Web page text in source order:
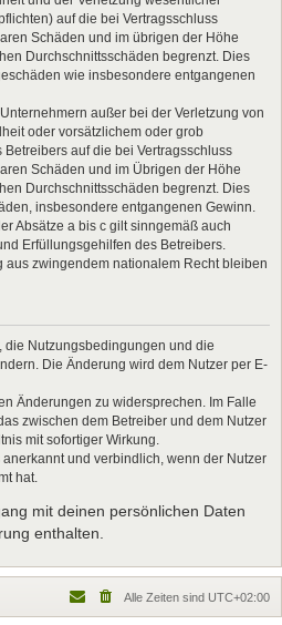
auf die bei Vertragsschluss
Schäden und im übrigen der Höhe
Durchschnittsschäden begrenzt. Dies
wie insbesondere entgangenen
außer bei der Verletzung von
oder vorsätzlichem oder grob
auf die bei Vertragsschluss
Schäden und im Übrigen der Höhe
Durchschnittsschäden begrenzt. Dies
insbesondere entgangenen Gewinn.
Absätze a bis c gilt sinngemäß auch
Erfüllungsgehilfen des Betreibers.
aus zwingendem nationalem Recht bleiben
die Nutzungsbedingungen und die
Die Änderung wird dem Nutzer per E-
Änderungen zu widersprechen. Im Falle
zwischen dem Betreiber und dem Nutzer
mit sofortiger Wirkung.
und verbindlich, wenn der Nutzer
hat.
mit deinen persönlichen Daten
enthalten.
Alle Zeiten sind UTC+02:00